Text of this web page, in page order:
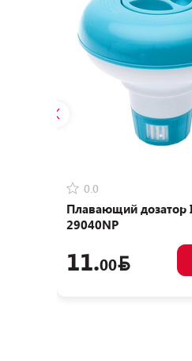
0.0
Плавающий дозатор
29040NP
11.00